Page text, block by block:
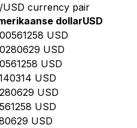
currency pair
dollarUSD
USD
USD
USD
USD
USD
USD
USD